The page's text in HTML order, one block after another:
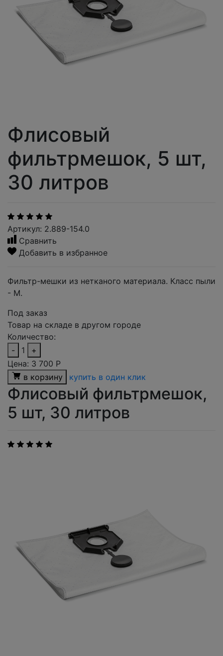
Флисовый
фильтрмешок, 5 шт,
30 литров
Артикул: 2.889-154.0
Сравнить
Добавить в избранное
Фильтр-мешки из нетканого материала. Класс пыли
- М.
Под заказ
Товар на складе в другом городе
Количество:
-
1
+
Цена: 3 700 Р
в корзину
купить в один клик
Флисовый фильтрмешок,
5 шт, 30 литров